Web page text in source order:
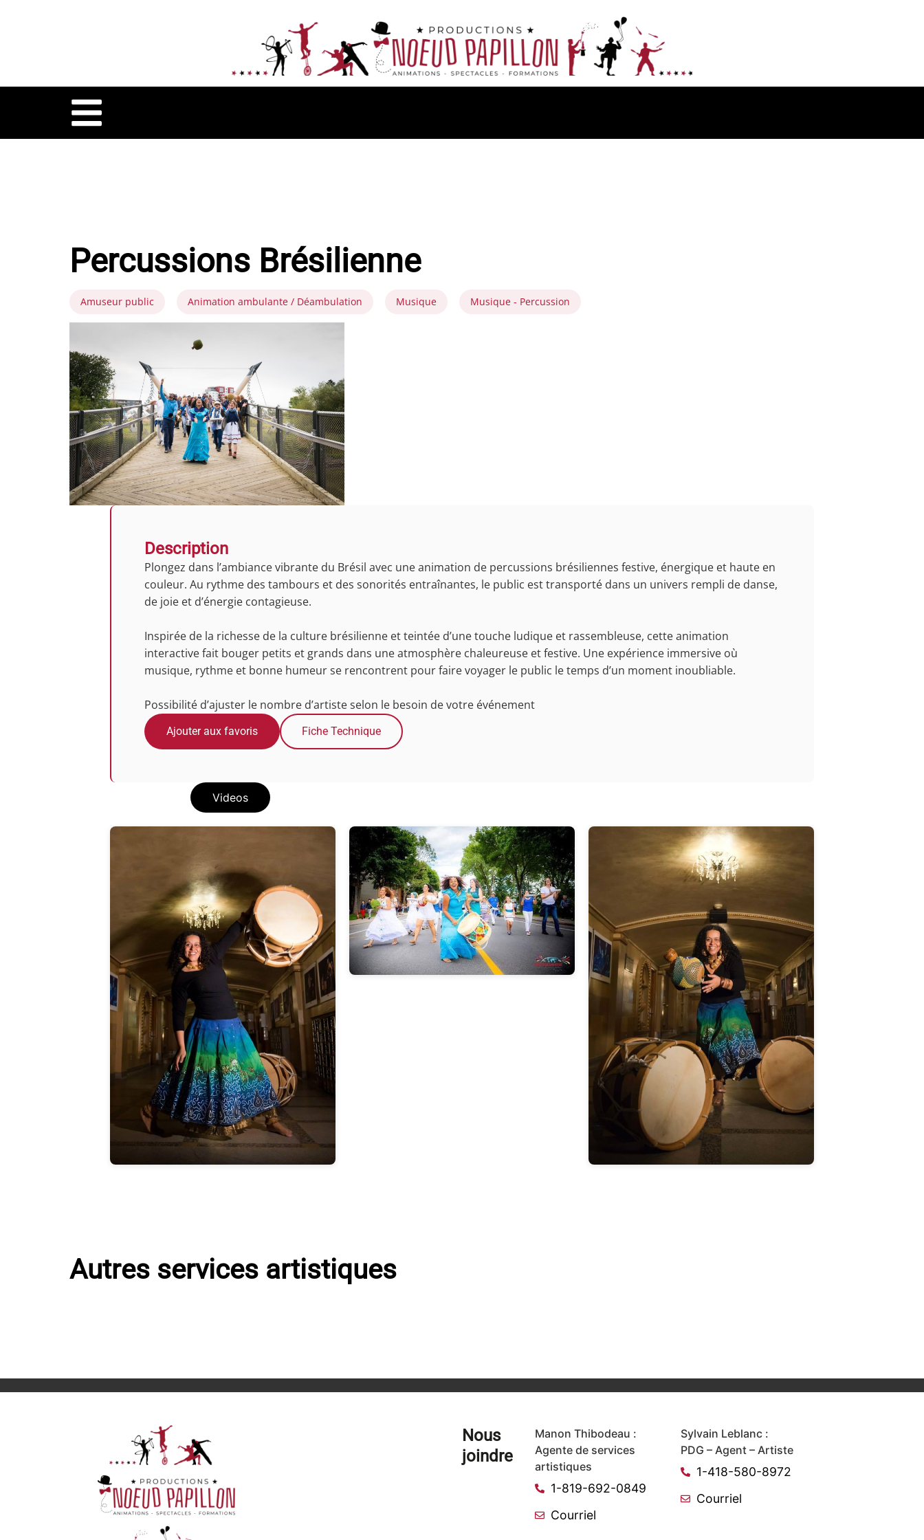
Percussions Brésilienne
Amuseur public Animation ambulante / Déambulation Musique Musique - Percussion
Description
Plongez dans l’ambiance vibrante du Brésil avec une animation de percussions brésiliennes festive, énergique et haute en
couleur. Au rythme des tambours et des sonorités entraînantes, le public est transporté dans un univers rempli de danse,
de joie et d’énergie contagieuse.
Inspirée de la richesse de la culture brésilienne et teintée d’une touche ludique et rassembleuse, cette animation
interactive fait bouger petits et grands dans une atmosphère chaleureuse et festive. Une expérience immersive où
musique, rythme et bonne humeur se rencontrent pour faire voyager le public le temps d’un moment inoubliable.
Possibilité d’ajuster le nombre d’artiste selon le besoin de votre événement
Ajouter aux favoris Fiche Technique
Videos
Autres services artistiques
Nous
joindre
Manon Thibodeau :
Agente de services
artistiques
1-819-692-0849
Courriel
Sylvain Leblanc :
PDG – Agent – Artiste
1-418-580-8972
Courriel